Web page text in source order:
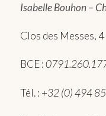
Isabelle Bouhon –
Clos des Messes,
BCE :
Tél. : +32 (0) 494